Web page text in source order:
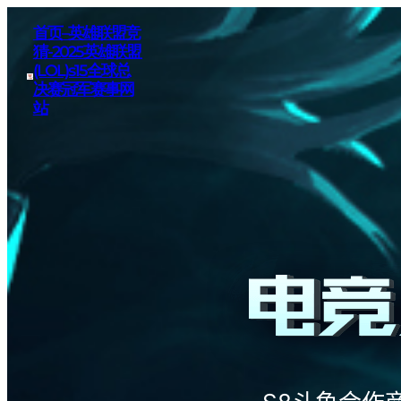
首页–英雄联盟竞
猜-2025英雄联盟
(LOL)s15全球总
决赛冠军赛事网
站